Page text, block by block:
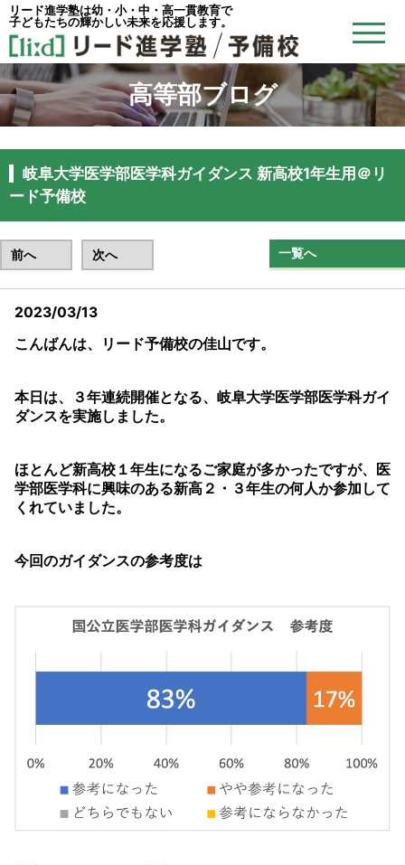
リード進学塾は幼・小・中・高一貫教育で
子どもたちの輝かしい未来を応援します。
高等部ブログ
岐阜大学医学部医学科ガイダンス 新高校1年生用＠リ
ード予備校
前へ 次へ 一覧へ
2023/03/13
こんばんは、リード予備校の佳山です。
本日は、３年連続開催となる、岐阜大学医学部医学科ガイ
ダンスを実施しました。
ほとんど新高校１年生になるご家庭が多かったですが、医
学部医学科に興味のある新高２・３年生の何人か参加して
くれていました。
今回のガイダンスの参考度は